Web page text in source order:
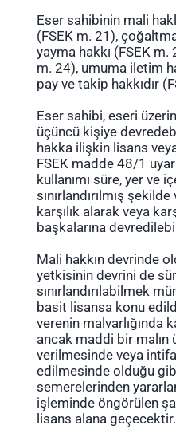
Eser sahibinin mali
(FSEK m. 21),
yayma hakkı (FSEK m.
m. 24), umuma iletim
pay ve takip hakkıdır
Eser sahibi, eseri
üçüncü kişiye
hakka ilişkin lisans
FSEK madde 48/1
kullanımı süre, yer ve
sınırlandırılmış
karşılık alarak veya
başkalarına
Mali hakkın devrinde
yetkisinin devrini de
sınırlandırılabilmek
basit lisansa konu
verenin malvarlığında
ancak maddi bir malın
verilmesinde veya
edilmesinde olduğu
semerelerinden
işleminde öngörülen
lisans alana geçecektir.